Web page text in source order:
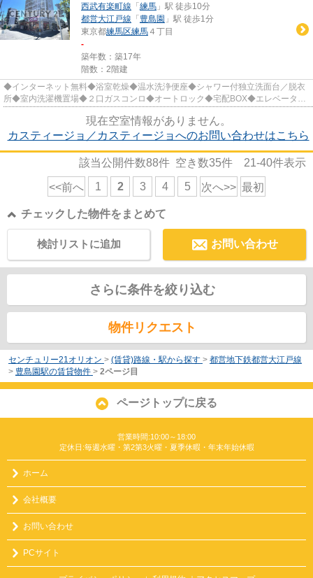
西武有楽町線 「 練馬 」駅 徒歩10分
都営大江戸線 「 豊島園 」駅 徒歩1分
東京都練馬区練馬 ４丁目
-
築年数：築17年
階数：2階建
◆インターネット無料◆浴室乾燥◆温水洗浄便座◆シャワー付独立洗面台／脱衣
所◆室内洗濯機置場◆２口ガスコンロ◆オートロック◆宅配BOX◆エレベータ◆
現在空室情報がありません。
カスティージョ／カスティージョへのお問い合わせはこちら
該当公開件数88件 空き数35件 21-40件表示
<<前へ 1 2 3 4 5 次へ>> 最初
チェックした物件をまとめて
お問い合わせ
検討リストに追加
さらに条件を絞り込む
物件リクエスト
センチュリー21オリオン > (賃貸)路線・駅から探す > 都営地下鉄都営大江戸線
> 豊島園駅の賃貸物件 > 2ページ目
ページトップに戻る
営業時間:10:00～18:00
定休日:毎週水曜・第2第3火曜・夏季休暇・年末年始休暇
ホーム
会社概要
お問い合わせ
PCサイト